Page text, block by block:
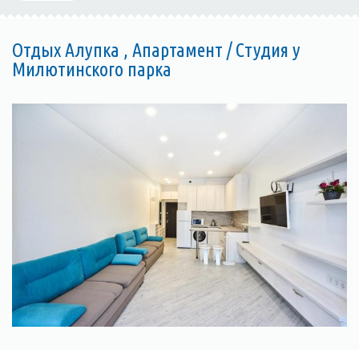
Отдых Алупка , Апартамент / Студия у
Милютинского парка